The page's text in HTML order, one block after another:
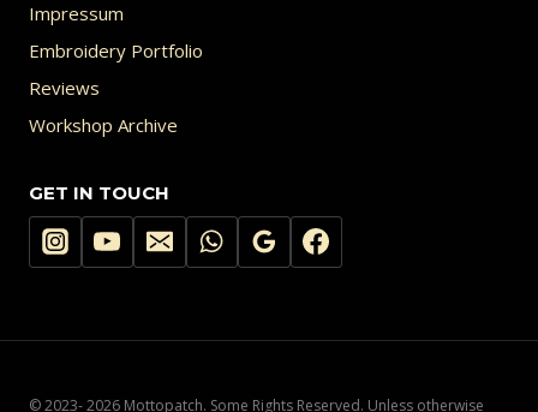
Impressum
Embroidery Portfolio
Reviews
Workshop Archive
GET IN TOUCH
© 2023- 2026 Mottopatch. Some Rights Reserved. Unless otherwise